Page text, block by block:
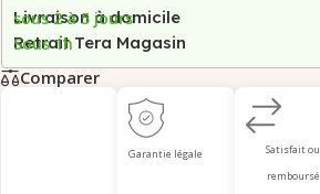
Livraison à domicile
sous 2 à 5 jours
Retrait Tera Magasin
Sous 1h
Comparer
Garantie légale
Satisfait ou
remboursé